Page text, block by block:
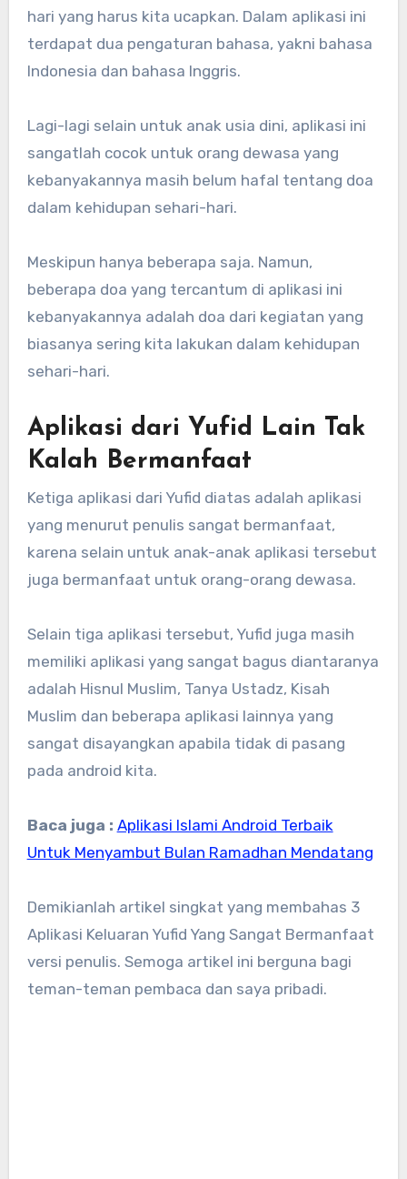
hari yang harus kita ucapkan. Dalam aplikasi ini
terdapat dua pengaturan bahasa, yakni bahasa
Indonesia dan bahasa Inggris.
Lagi-lagi selain untuk anak usia dini, aplikasi ini
sangatlah cocok untuk orang dewasa yang
kebanyakannya masih belum hafal tentang doa
dalam kehidupan sehari-hari.
Meskipun hanya beberapa saja. Namun,
beberapa doa yang tercantum di aplikasi ini
kebanyakannya adalah doa dari kegiatan yang
biasanya sering kita lakukan dalam kehidupan
sehari-hari.
Aplikasi dari Yufid Lain Tak
Kalah Bermanfaat
Ketiga aplikasi dari Yufid diatas adalah aplikasi
yang menurut penulis sangat bermanfaat,
karena selain untuk anak-anak aplikasi tersebut
juga bermanfaat untuk orang-orang dewasa.
Selain tiga aplikasi tersebut, Yufid juga masih
memiliki aplikasi yang sangat bagus diantaranya
adalah Hisnul Muslim, Tanya Ustadz, Kisah
Muslim dan beberapa aplikasi lainnya yang
sangat disayangkan apabila tidak di pasang
pada android kita.
Baca juga : Aplikasi Islami Android Terbaik
Untuk Menyambut Bulan Ramadhan Mendatang
Demikianlah artikel singkat yang membahas 3
Aplikasi Keluaran Yufid Yang Sangat Bermanfaat
versi penulis. Semoga artikel ini berguna bagi
teman-teman pembaca dan saya pribadi.